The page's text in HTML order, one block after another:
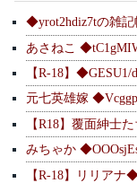
◆yrot2hdiz7tの雑記
あさねこ
【R-18】
元七英雄嫁
【R18】覆面紳士
みちゃか
【R-18】リリア